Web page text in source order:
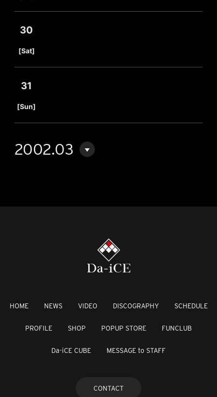
30
[Sat]
31
[Sun]
2002.03
HOME NEWS VIDEO DISCOGRAPHY SCHEDULE
PROFILE SHOP POPUP STORE FUNCLUB
Da-iCE CUBE MESSAGE to STAFF
CONTACT